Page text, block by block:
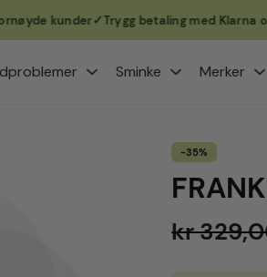
kunder Trygg betaling med Klarna og
Sminke Merker
-35%
kr